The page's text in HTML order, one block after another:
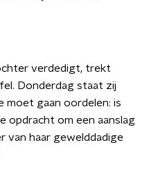
verdedigt, trekt
Donderdag staat zij
moet gaan oordelen: is
opdracht om een aanslag
van haar gewelddadige